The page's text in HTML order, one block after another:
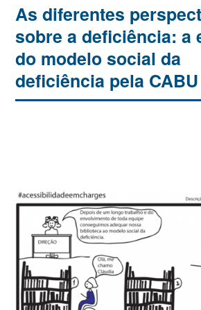
As diferentes
sobre a deficiência: a
do modelo social da
deficiência pela CABU